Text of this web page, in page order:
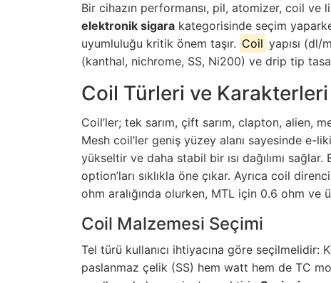
Bir cihazın performansı, pil, atomizer, coil
elektronik sigara kategorisinde seçim
uyumluluğu kritik önem taşır. Coil yapısı
(kanthal, nichrome, SS, Ni200) ve drip tip
Coil Türleri ve Karakterleri
Coil’ler; tek sarım, çift sarım, clapton, alien,
Mesh coil’ler geniş yüzey alanı sayesinde e-
yükseltir ve daha stabil bir ısı dağılımı sağlar.
option’ları sıklıkla öne çıkar. Ayrıca coil
ohm aralığında olurken, MTL için 0.6 ohm ve
Coil Malzemesi Seçimi
Tel türü kullanıcı ihtiyacına göre seçilmelidir:
paslanmaz çelik (SS) hem watt hem de TC